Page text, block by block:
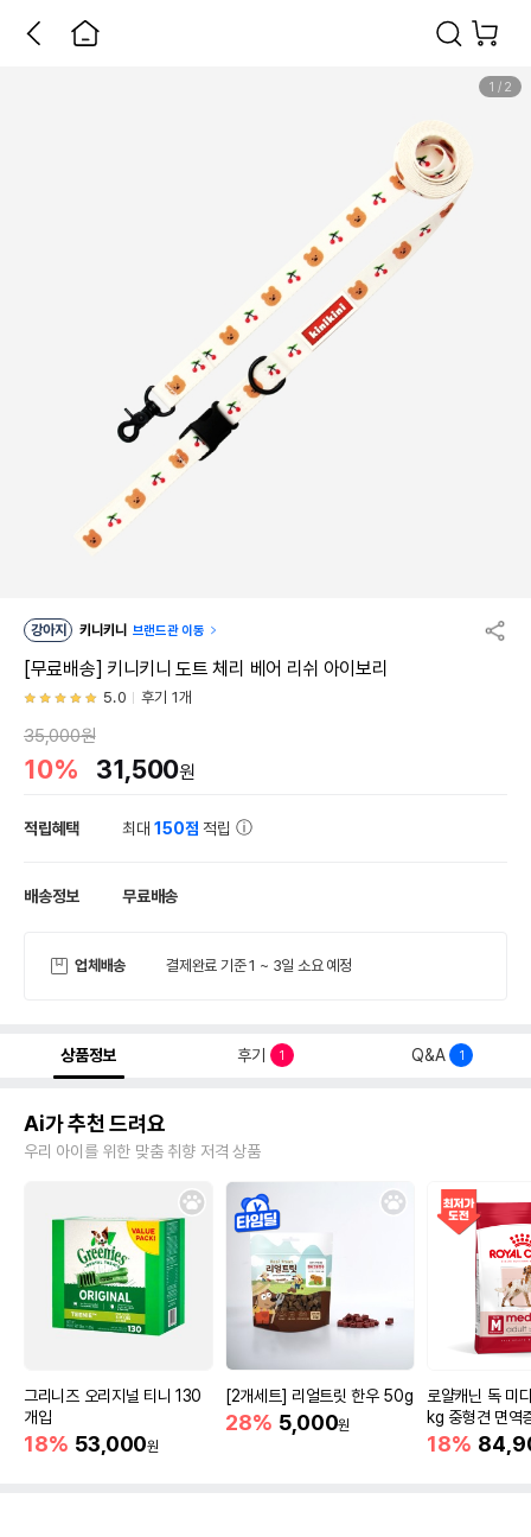
1 / 2
강아지 키니키니 브랜드관 이동
[무료배송] 키니키니 도트 체리 베어 리쉬 아이보리
5.0 후기 1개
35,000원
10% 31,500원
적립혜택 최대150점 적립
배송정보 무료배송
업체배송 결제완료 기준 1 ~ 3일 소요 예정
상품정보 후기 1 Q&A 1
Ai가 추천 드려요
우리 아이를 위한 맞춤 취향 저격 상품
그리니즈 오리지널 티니 130
개입
18% 53,000원
[2개세트] 리얼트릿 한우 50g
28% 5,000원
로얄캐닌 독 미
kg 중형견 면역
18%